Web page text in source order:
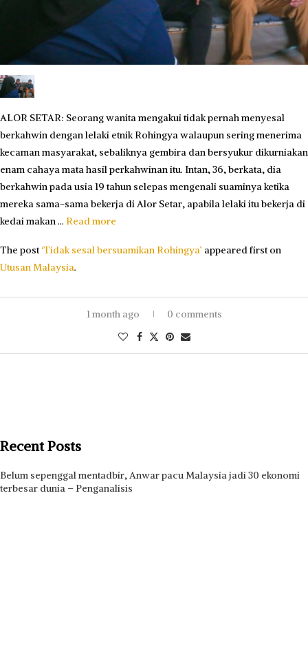
ALOR SETAR: Seorang wanita mengakui tidak pernah menyesal
berkahwin dengan lelaki etnik Rohingya walaupun sering menerima
kecaman masyarakat, sebaliknya gembira dan bersyu­kur dikurniakan
enam cahaya mata hasil perkahwinan itu. Intan, 36, berkata, dia
berkahwin pada usia 19 tahun selepas mengenali suaminya ketika
mereka sama-sama bekerja di Alor Setar, apabila lelaki itu bekerja di
kedai makan … Read more
The post‘Tidak sesal bersuamikan Rohingya’ appeared first on
Utusan Malaysia.
1 month ago 0 comments
Recent Posts
Belum sepenggal mentadbir, Anwar pacu Malaysia jadi 30 ekonomi
terbesar dunia – Penganalisis